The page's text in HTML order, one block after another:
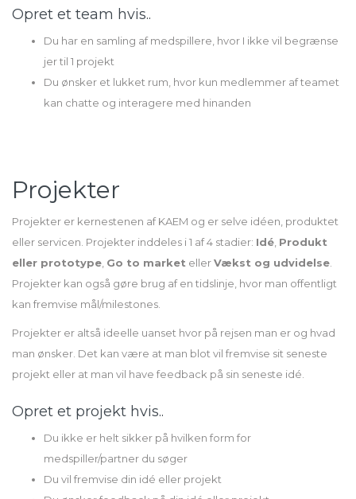
Opret et team hvis..
Du har en samling af medspillere, hvor I ikke vil begrænse
jer til 1 projekt
Du ønsker et lukket rum, hvor kun medlemmer af teamet
kan chatte og interagere med hinanden
Projekter
Projekter er kernestenen af KAEM og er selve idéen, produktet
eller servicen. Projekter inddeles i 1 af 4 stadier: Idé Produkt
eller prototype Go to market ellerVækst og udvidelse
Projekter kan også gøre brug af en tidslinje, hvor man offentligt
kan fremvise mål/milestones.
Projekter er altså ideelle uanset hvor på rejsen man er og hvad
man ønsker. Det kan være at man blot vil fremvise sit seneste
projekt eller at man vil have feedback på sin seneste idé.
Opret et projekt hvis..
Du ikke er helt sikker på hvilken form for
medspiller/partner du søger
Du vil fremvise din idé eller projekt